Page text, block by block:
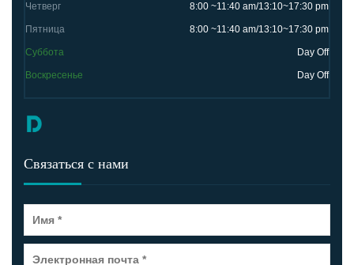
Четверг 8:00 ~11:40 am/13:10~17:30 pm
Пятница 8:00 ~11:40 am/13:10~17:30 pm
Суббота Day Off
Воскресенье Day Off
Связаться с нами